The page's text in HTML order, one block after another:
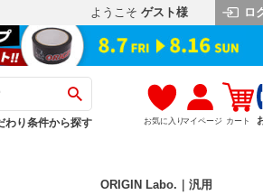
ようこそ ゲスト様 ロ
わり条件から探す お気に入りマイページ カート
ORIGIN Labo.｜汎用